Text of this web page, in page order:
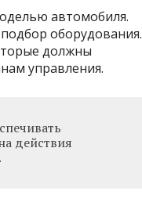
автомобиля.
оборудования.
должны
управления.
действия